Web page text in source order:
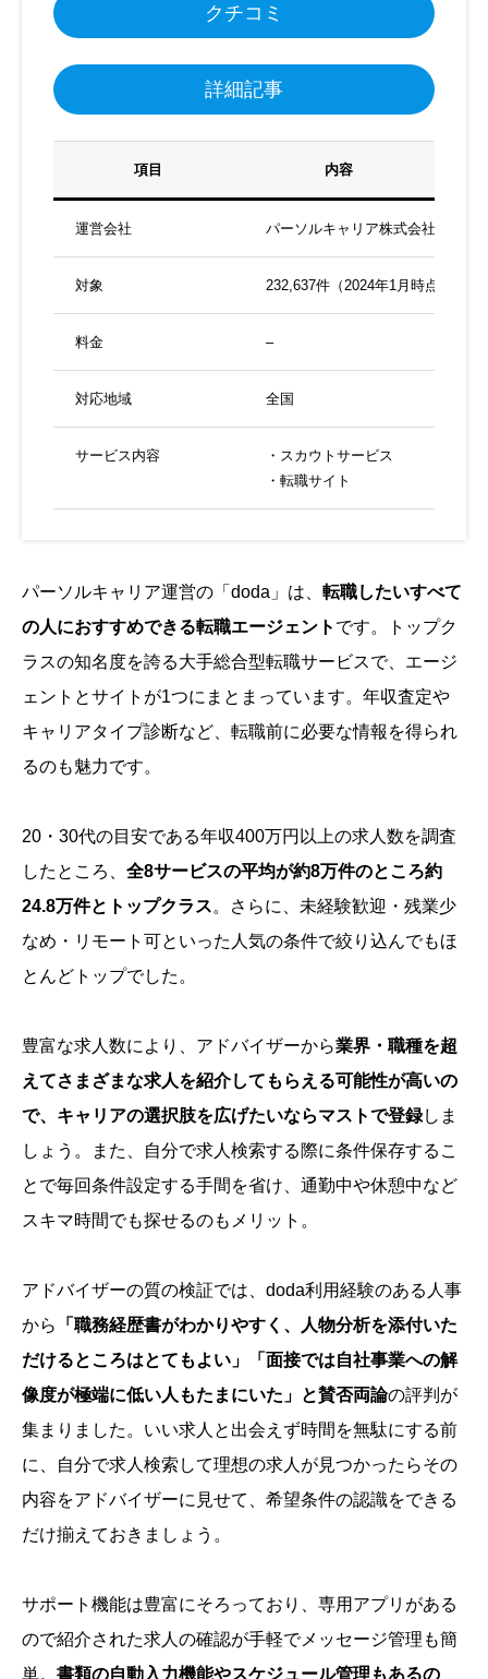
クチコミ
詳細記事
項目 内容
運営会社 パーソルキャリア株式会社
対象 232,637件（2024年1月時点）
料金 –
対応地域 全国
サービス内容
・スカウトサービス
・転職サイト
パーソルキャリア運営の「doda」は、 転職したいすべて
の人におすすめできる転職エージェント です。トップク
ラスの知名度を誇る大手総合型転職サービスで、エージ
ェントとサイトが1つにまとまっています。年収査定や
キャリアタイプ診断など、転職前に必要な情報を得られ
るのも魅力です。
20・30代の目安である年収400万円以上の求人数を調査
したところ、 全8サービスの平均が約8万件のところ約
24.8万件とトップクラス。さらに、未経験歓迎・残業少
なめ・リモート可といった人気の条件で絞り込んでもほ
とんどトップでした。
豊富な求人数により、アドバイザーから業界・職種を超
えてさまざまな求人を紹介してもらえる可能性が高いの
で、キャリアの選択肢を広げたいならマストで登録しま
しょう。また、自分で求人検索する際に条件保存するこ
とで毎回条件設定する手間を省け、通勤中や休憩中など
スキマ時間でも探せるのもメリット。
アドバイザーの質の検証では、doda利用経験のある人事
から
「職務経歴書がわかりやすく、人物分析を添付いた
だけるところはとてもよい」「面接では自社事業への解
像度が極端に低い人もたまにいた」と賛否両論の評判が
集まりました。いい求人と出会えず時間を無駄にする前
に、自分で求人検索して理想の求人が見つかったらその
内容をアドバイザーに見せて、希望条件の認識をできる
だけ揃えておきましょう。
サポート機能は豊富にそろっており、専用アプリがある
ので紹介された求人の確認が手軽でメッセージ管理も簡
単。 書類の自動入力機能やスケジュール管理もあるの